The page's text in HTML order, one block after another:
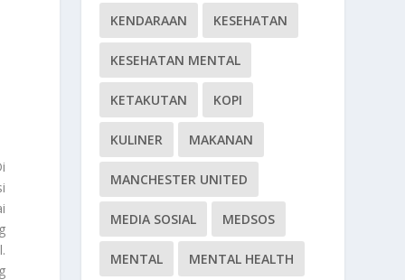
KENDARAAN KESEHATAN
KESEHATAN MENTAL
KETAKUTAN KOPI
KULINER MAKANAN
MANCHESTER UNITED
MEDIA SOSIAL MEDSOS
MENTAL MENTAL HEALTH